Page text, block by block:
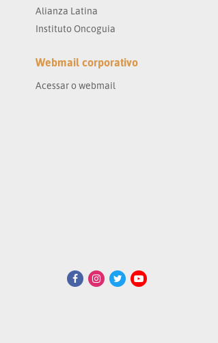
Alianza Latina
Instituto Oncoguia
Webmail corporativo
Acessar o webmail